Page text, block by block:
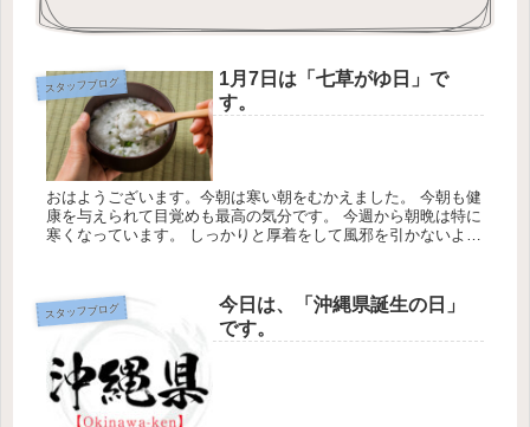
スタッフブログ
1月7日は「七草がゆ日」で
す。
おはようございます。今朝は寒い朝をむかえました。 今朝も健
康を与えられて目覚めも最高の気分です。 今週から朝晩は特に
寒くなっています。 しっかりと厚着をして風邪を引かないよう
スタッフブログ
今日は、「沖縄県誕生の日」
です。